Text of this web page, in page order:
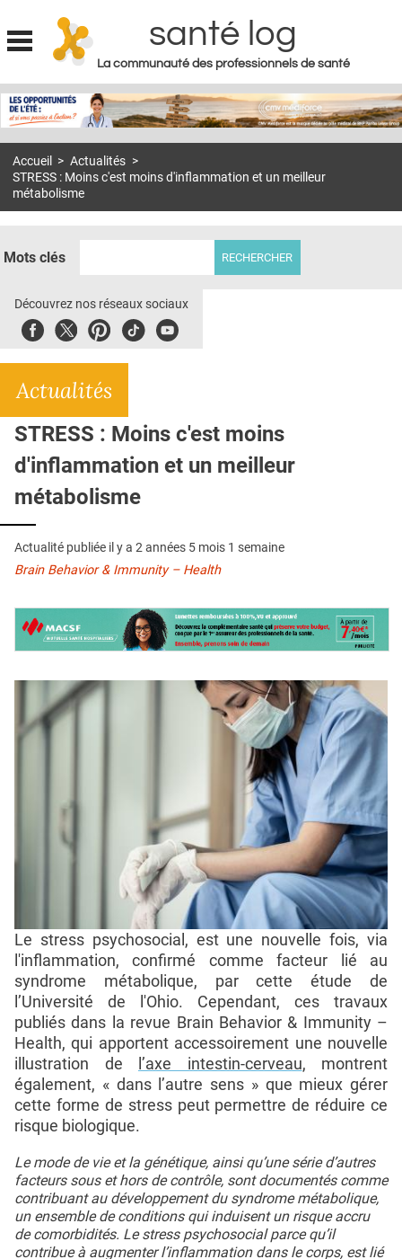
Jump to navigation
santé log
La communauté des professionnels de santé
MON COMPTE
S'ABONNER À LA REVUE SOIN À DOMICILE
E-REVUE SAD
THÉMA
CRÉDITS
Accueil > Actualités >
STRESS : Moins c'est moins d'inflammation et un meilleur
métabolisme
Mots clés
Découvrez nos réseaux sociaux
FacebookTwitterPinterest
TiktokYoubute
Actualités
STRESS : Moins c'est moins
d'inflammation et un meilleur
métabolisme
Actualité publiée il y a 2 années 5 mois 1 semaine
Brain Behavior & Immunity – Health
Le stress psychosocial, est une nouvelle fois, via
l'inflammation, confirmé comme facteur lié au
syndrome métabolique, par cette étude de
l’Université de l'Ohio. Cependant, ces travaux
publiés dans la revue Brain Behavior & Immunity –
Health, qui apportent accessoirement une nouvelle
illustration de
l’axe intestin-cerveau, montrent
également, « dans l’autre sens » que mieux gérer
cette forme de stress peut permettre de réduire ce
risque biologique.
Le mode de vie et la génétique, ainsi qu’une série d’autres
facteurs sous et hors de contrôle, sont documentés comme
contribuant au développement du syndrome métabolique,
un ensemble de conditions qui induisent un risque accru
de comorbidités. Le stress psychosocial parce qu’il
contribue à augmenter l’inflammation dans le corps, est lié